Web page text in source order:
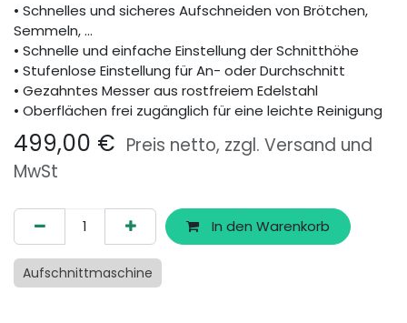
• Schnelles und sicheres Aufschneiden von Brötchen,
Semmeln, ...
• Schnelle und einfache Einstellung der Schnitthöhe
• Stufenlose Einstellung für An- oder Durchschnitt
• Gezahntes Messer aus rostfreiem Edelstahl
• Oberflächen frei zugänglich für eine leichte Reinigung
499,00 € Preis netto, zzgl. Versand und
MwSt
In den Warenkorb
Aufschnittmaschine